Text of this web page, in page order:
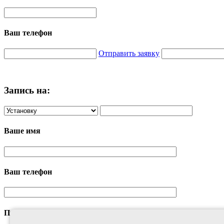
Ваш телефон
Отправить заявку
Запись на:
Ваше имя
Ваш телефон
Предполагаемая дата посещения